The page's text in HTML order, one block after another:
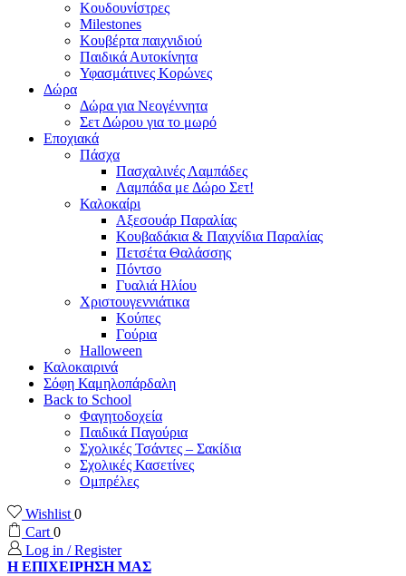
Κουδουνίστρες
Milestones
Κουβέρτα παιχνιδιού
Παιδικά Αυτοκίνητα
Υφασμάτινες Κορώνες
Δώρα
Δώρα για Νεογέννητα
Σετ Δώρου για το μωρό
Εποχιακά
Πάσχα
Πασχαλινές Λαμπάδες
Λαμπάδα με Δώρο Σετ!
Καλοκαίρι
Αξεσουάρ Παραλίας
Κουβαδάκια & Παιχνίδια Παραλίας
Πετσέτα Θαλάσσης
Πόντσο
Γυαλιά Ηλίου
Χριστουγεννιάτικα
Κούπες
Γούρια
Halloween
Καλοκαιρινά
Σόφη Καμηλοπάρδαλη
Back to School
Φαγητοδοχεία
Παιδικά Παγούρια
Σχολικές Τσάντες – Σακίδια
Σχολικές Κασετίνες
Ομπρέλες
Wishlist0
Cart0
Log in / Register
Η ΕΠΙΧΕΙΡΗΣΗ ΜΑΣ